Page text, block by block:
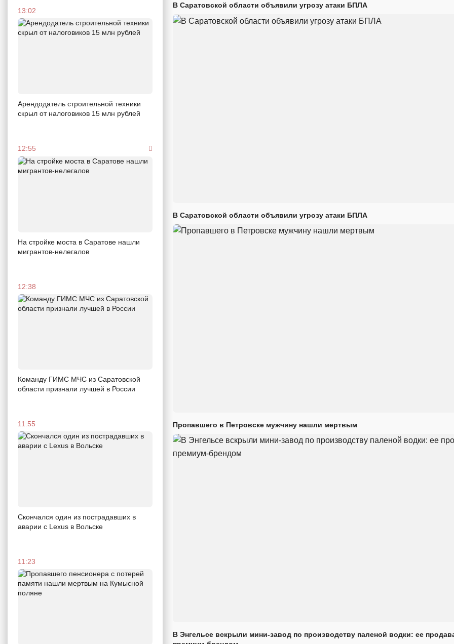
13:02
Арендодатель строительной техники
скрыл от налоговиков 15 млн рублей
12:55
На стройке моста в Саратове нашли
мигрантов-нелегалов
12:38
Команду ГИМС МЧС из Саратовской
области признали лучшей в России
11:55
Скончался один из пострадавших в
аварии c Lexus в Вольске
11:23
В Саратовской области объявили угрозу атаки БПЛА
В Саратовской области объявили угрозу атаки БПЛА
Пропавшего в Петровске мужчину нашли мертвым
В Энгельсе вскрыли мини-завод по производству паленой водки: ее